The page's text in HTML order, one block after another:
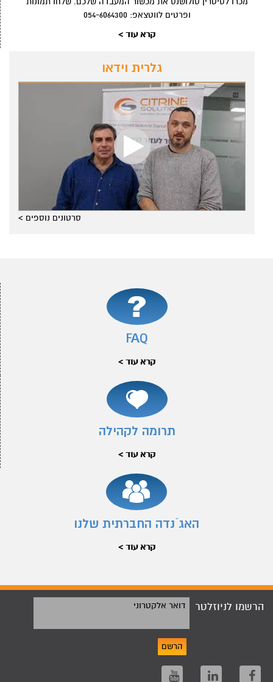
ופרטים לווטצאפ: 054-6064300
קרא עוד >
גלרית וידאו
סרטונים נוספים >
FAQ
קרא עוד >
תרומה לקהילה
קרא עוד >
האג´נדה החברתית שלנו
קרא עוד >
הרשמו לניוזלטר דואר אלקטרוני
הרשם